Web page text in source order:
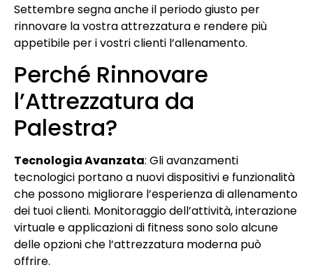
Settembre segna anche il periodo giusto per
rinnovare la vostra attrezzatura e rendere più
appetibile per i vostri clienti l’allenamento.
Perché Rinnovare
l’Attrezzatura da
Palestra?
Tecnologia Avanzata: Gli avanzamenti
tecnologici portano a nuovi dispositivi e funzionalità
che possono migliorare l’esperienza di allenamento
dei tuoi clienti. Monitoraggio dell’attività, interazione
virtuale e applicazioni di fitness sono solo alcune
delle opzioni che l’attrezzatura moderna può
offrire.